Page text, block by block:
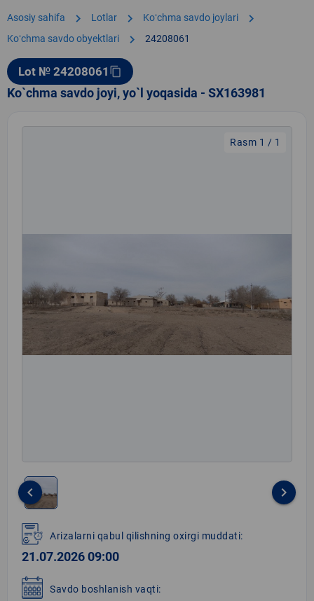
Asosiy sahifa chevron_right Lotlar chevron_right Koʻchma savdo joylari chevron_right
Koʻchma savdo obyektlari chevron_right 24208061
Lot № 24208061 content_copy
Ko`chma savdo joyi, yo`l yoqasida - SX163981
Rasm 1 / 1
1
of
1
keyboard_arrow_left keyboard_arrow_right
Arizalarni qabul qilishning oxirgi muddati:
21.07.2026 09:00
Savdo boshlanish vaqti: